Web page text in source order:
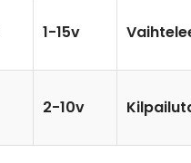
1-15v
2-10v